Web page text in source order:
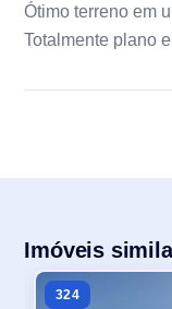
Ótimo terreno em
Totalmente plano
Imóveis
324